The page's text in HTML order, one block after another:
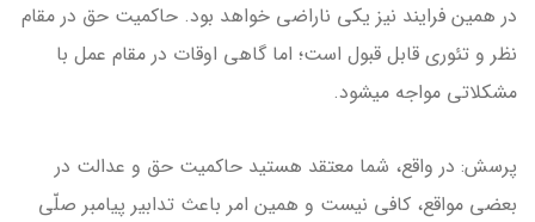
در همین فرایند نیز یکی ناراضی خواهد بود. حاکمیت حق در مقام
نظر و تئوری قابل قبول است؛ اما گاهی اوقات در مقام عمل با
مشکلاتی مواجه می­شود.
پرسش: در واقع، شما معتقد هستید حاکمیت حق و عدالت در
بعضی مواقع، کافی نیست و همین امر باعث تدابیر پیامبر صلّی